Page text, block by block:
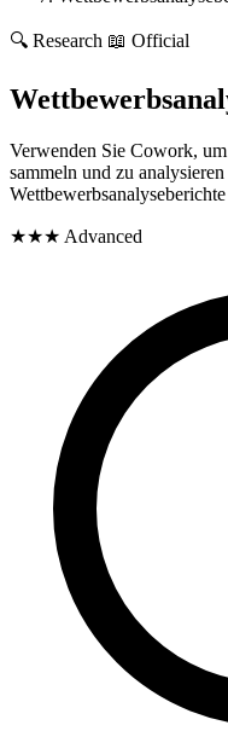
🔍 Research 📖 Official
Verwenden Sie Cowork,
sammeln und zu
★★★ Advanced